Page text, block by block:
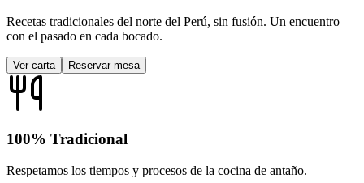
Recetas tradicionales del norte del Perú, sin fusión. Un encuentro
con el pasado en cada bocado.
Ver carta Reservar mesa
100% Tradicional
Respetamos los tiempos y procesos de la cocina de antaño.